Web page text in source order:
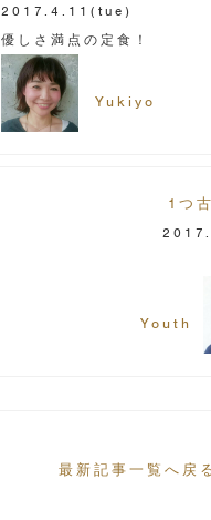
2017.4.11 (tue)
優しさ満点の定食！
Yukiyo
1つ
Youth
最新記事一覧へ戻